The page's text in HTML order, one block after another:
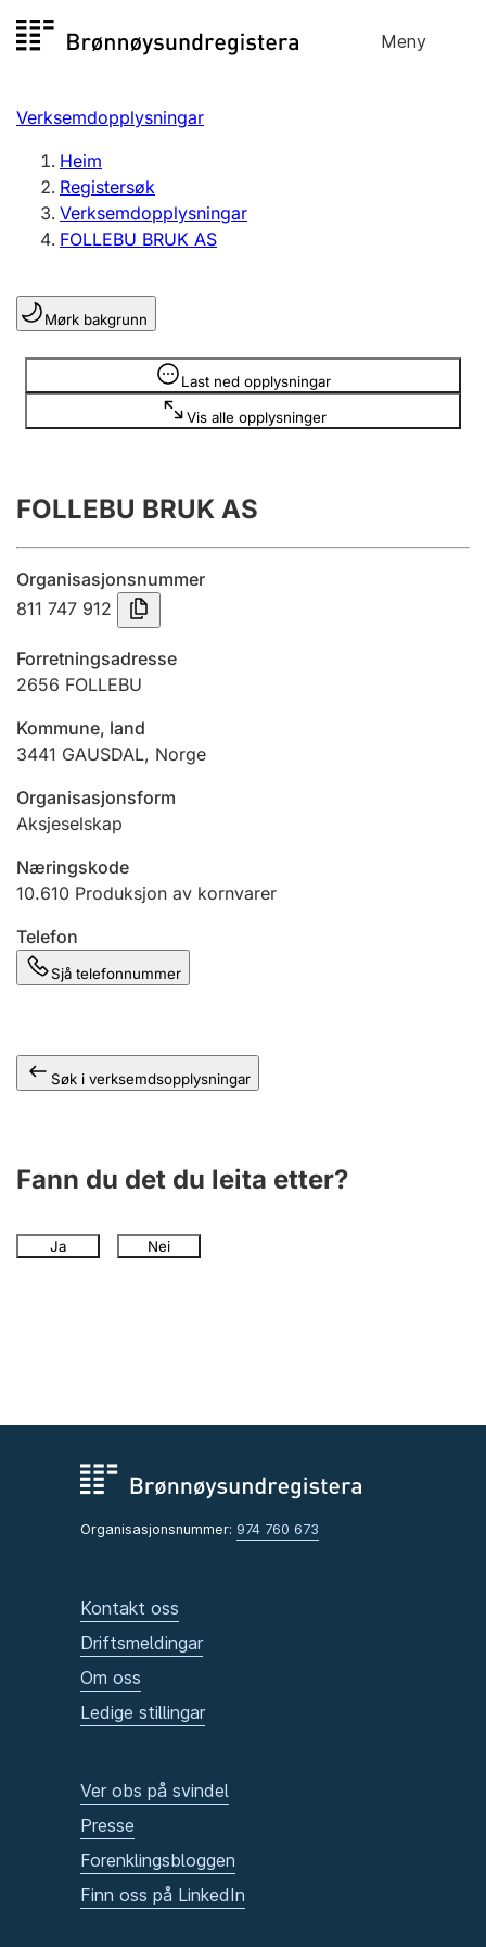
til
Meny
Registersøk
Aksjeselskap
Enkeltpersonføretak
Registrere, endre, slette
Lag og foreining
Registrere, endre, slette
Årsrekneskap
Innsending og forseinkingsgebyr
Tinglysing
Betaling og jegeravgiftskort
Ektepaktrettleiaren
Andre tema
Verksemdopplysningar
Heim
Registersøk
Verksemdopplysningar
FOLLEBU BRUK AS
Mørk bakgrunn
Last ned opplysningar
Vis alle opplysninger
Opplysninger er skjult
FOLLEBU BRUK AS
Organisasjonsnummer
811 747 912
Forretningsadresse
2656 FOLLEBU
Kommune, land
3441 GAUSDAL, Norge
Organisasjonsform
Aksjeselskap
Næringskode
10.610 Produksjon av kornvarer
Telefon
Sjå telefonnummer
Søk i verksemdsopplysningar
Fann du det du leita etter?
Ja Nei
Organisasjonsnummer: 974 760 673
Kontakt oss
Driftsmeldingar
Om oss
Ledige stillingar
Ver obs på svindel
Presse
Forenklingsbloggen
Finn oss på LinkedIn